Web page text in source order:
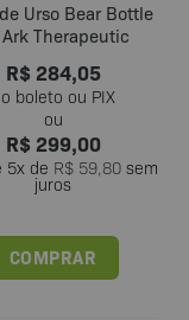
produto
Urso Bear Bottle
Therapeutic
R$284,05
R$299,00
5x de R$59,80sem
juros
COMPRAR